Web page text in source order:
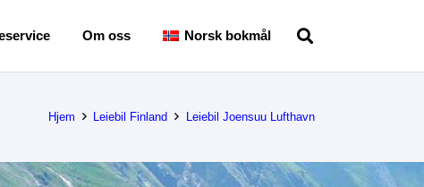
Om oss Norsk bokmål
Hjem Leiebil Finland Leiebil Joensuu Lufthavn